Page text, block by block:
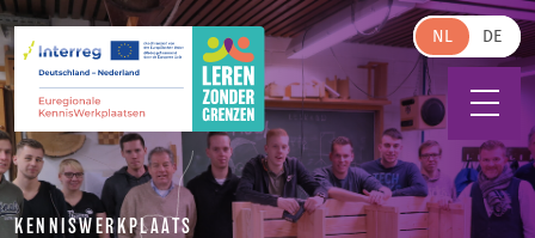
Skip to main content
NL
KENNISWERKPLAATS